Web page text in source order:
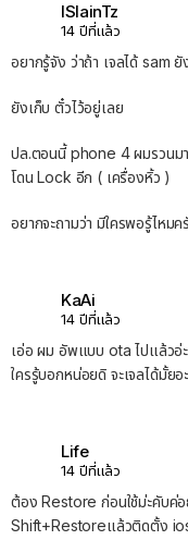
ISIainTz
14 ปีที่แล้ว
อยากรู้จัง ว่าถ้า เจลได้ sam ยั
ยังเก็บ ตั๋วไว้อยู่เลย
ปล.ตอนนี้ phone 4 ผมรวนมา
โดน Lock อีก ( เครื่องหิ้ว )
อยากจะถามว่า มีใครพอรู้ไหม
KaAi
14 ปีที่แล้ว
เอ่อ ผม อัพแบบ ota ไปแล้วอ่
ใครรู้บอกหน่อยดิ จะเจลได้มั้ยอ
Life
14 ปีที่แล้ว
ต้อง Restore ก่อนใช้ม่ะคับค่
Shift+Restoreแล้วติดตั้ง